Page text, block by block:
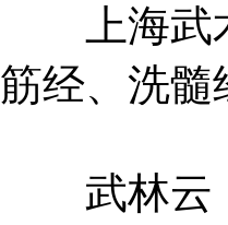
上海武术
筋经、洗髓
武林云：